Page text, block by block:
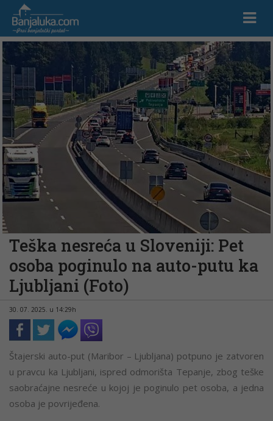
Teška nesreća u Sloveniji: Pet
osoba poginulo na auto-putu ka
Ljubljani (Foto)
30. 07. 2025. u 14:29h
Štajerski auto-put (Maribor – Ljubljana) potpuno je zatvoren
u pravcu ka Ljubljani, ispred odmorišta Tepanje, zbog teške
saobraćajne nesreće u kojoj je poginulo pet osoba, a jedna
osoba je povrijeđena.